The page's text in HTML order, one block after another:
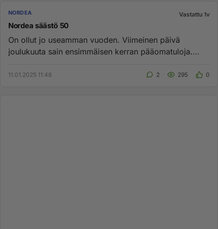
NORDEA Vastattu 1v
Nordea säästö 50
On ollut jo useamman vuoden. Viimeinen päivä
joulukuuta sain ensimmäisen kerran pääomatuloja.
11.01.2025 11:48 2 295 0